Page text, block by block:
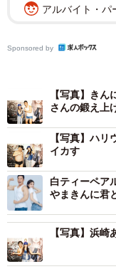
のステキー」と書い
「筋肉すごい！」「
「え！あゆ筋肉素敵
アルバイト・パ
Sponsored by
【写真】き
さんの鍛え上
【写真】ハ
イカす
白ティーペ
やまきんに君
【写真】浜